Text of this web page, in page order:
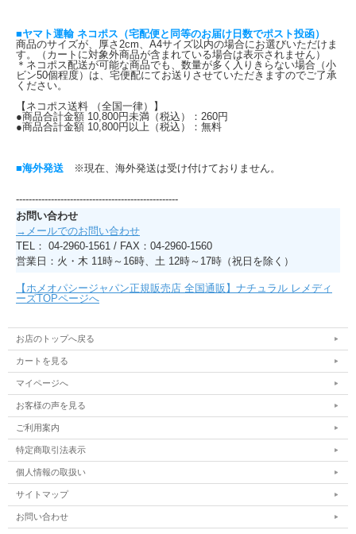
■ヤマト運輸 ネコポス（宅配便と同等のお届け日数でポスト投函）
商品のサイズが、厚さ2cm、A4サイズ以内の場合にお選びいただけま
す。（カートに対象外商品が含まれている場合は表示されません）
＊ネコポス配送が可能な商品でも、数量が多く入りきらない場合（小
ビン50個程度）は、宅便配にてお送りさせていただきますのでご了承
ください。
【ネコポス送料 （全国一律）】
●商品合計金額 10,800円未満（税込）：260円
●商品合計金額 10,800円以上（税込）：無料
■海外発送 ※現在、海外発送は受け付けておりません。
---------------------------------------------------
お問い合わせ
→メールでのお問い合わせ
TEL： 04-2960-1561 / FAX：04-2960-1560
営業日：火・木 11時～16時、土 12時～17時（祝日を除く）
【ホメオパシージャパン正規販売店 全国通販】ナチュラル レメディ
ーズTOPページへ
お店のトップへ戻る
カートを見る
マイページへ
お客様の声を見る
ご利用案内
特定商取引法表示
個人情報の取扱い
サイトマップ
お問い合わせ